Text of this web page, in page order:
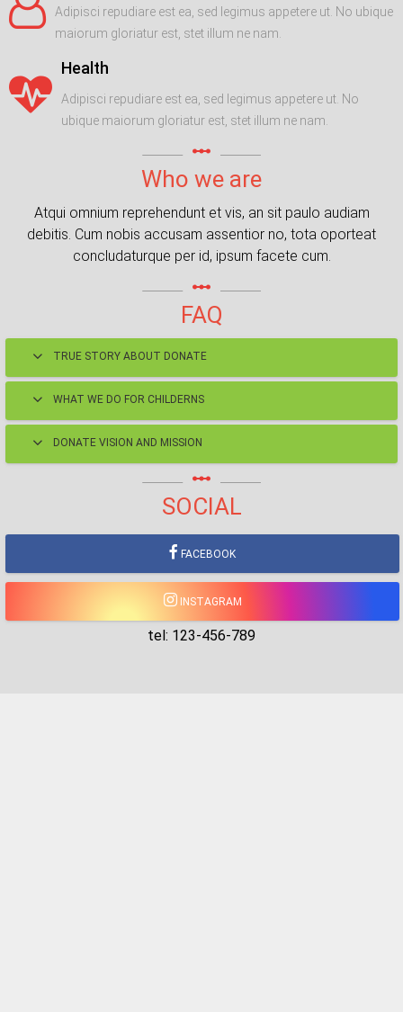
Adipisci repudiare est ea, sed legimus appetere ut. No ubique
maiorum gloriatur est, stet illum ne nam.
Health
Adipisci repudiare est ea, sed legimus appetere ut. No
ubique maiorum gloriatur est, stet illum ne nam.
linear_scale
Who we are
Atqui omnium reprehendunt et vis, an sit paulo audiam
debitis. Cum nobis accusam assentior no, tota oporteat
concludaturque per id, ipsum facete cum.
linear_scale
FAQ
TRUE STORY ABOUT DONATE
WHAT WE DO FOR CHILDERNS
DONATE VISION AND MISSION
linear_scale
SOCIAL
FACEBOOK
INSTAGRAM
tel: 123-456-789